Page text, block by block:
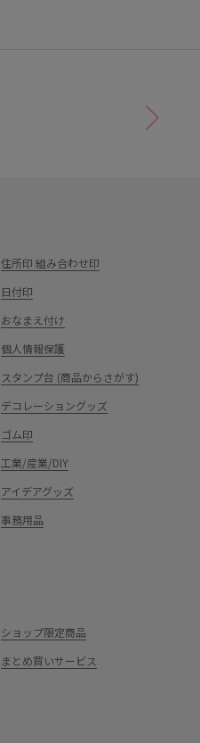
住所印 組み合わせ印
日付印
おなまえ付け
個人情報保護
スタンプ台 (商品からさがす)
デコレーショングッズ
ゴム印
工業/産業/DIY
アイデアグッズ
事務用品
ショップ限定商品
まとめ買いサービス